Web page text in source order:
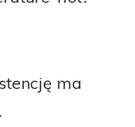
ma